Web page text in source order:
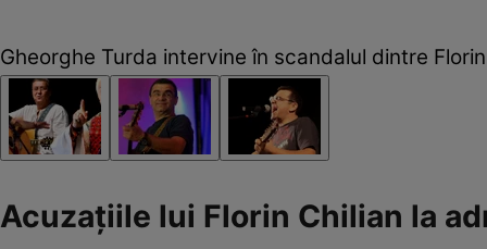
Gheorghe Turda intervine în scandalul dintre
Acuzațiile lui Florin Chilian la